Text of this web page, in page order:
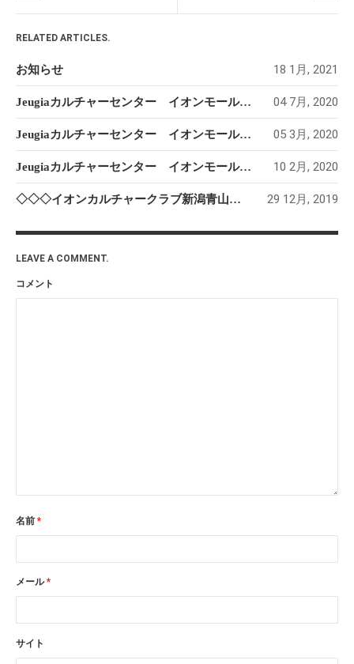
RELATED ARTICLES.
お知らせ 18 1月, 2021
Jeugiaカルチャーセンター イオンモール新潟南 2020 ６月 04 7月, 2020
Jeugiaカルチャーセンター イオンモール新潟南 レッスン変更のお知らせ 05 3月, 2020
Jeugiaカルチャーセンター イオンモール新潟南 冬 10 2月, 2020
◇◇◇イオンカルチャークラブ新潟青山店 カポエィラ・キッズ＆親子クラス◇◇◇ 29 12月, 2019
LEAVE A COMMENT.
コメント
名前 *
メール*
サイト